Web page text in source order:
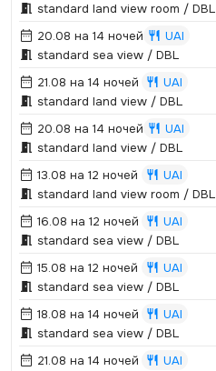
standard land view room / DBL
20.08 на 14 ночей
UAI
standard sea view / DBL
21.08 на 14 ночей
UAI
standard land view / DBL
20.08 на 14 ночей
UAI
standard land view / DBL
13.08 на 12 ночей
UAI
standard land view room / DBL
16.08 на 12 ночей
UAI
standard sea view / DBL
15.08 на 12 ночей
UAI
standard sea view / DBL
18.08 на 14 ночей
UAI
standard sea view / DBL
21.08 на 14 ночей
UAI